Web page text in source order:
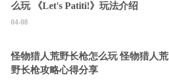
么玩 《Let's Patiti!》玩法介绍
04-08
怪物猎人荒野长枪怎么玩 怪物猎人荒
野长枪攻略心得分享